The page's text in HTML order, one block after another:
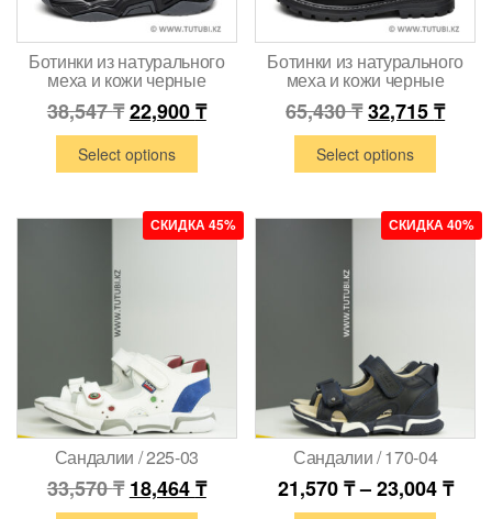
Ботинки из натурального
меха и кожи черные
38,547₸22,900₸
Select options
Ботинки из натурального
меха и кожи черные
65,430₸32,715₸
Select options
СКИДКА 45%
Сандалии / 225-03
33,570₸ 18,464₸
СКИДКА 40%
Сандалии / 170-04
21,570₸–23,004₸